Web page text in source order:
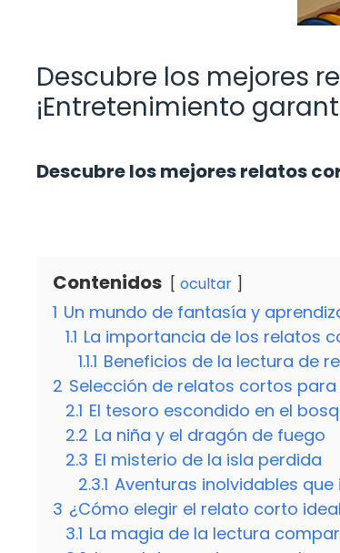
Descubre los mejores
¡Entretenimiento
Descubre los mejores relatos
Contenidos ocultar
1 Un mundo de fantasía y
1.1 La importancia de los relatos
1.1.1 Beneficios de la lectura de
2 Selección de relatos cortos para
2.1 El tesoro escondido en el
2.2 La niña y el dragón de fuego
2.3 El misterio de la isla perdida
2.3.1 Aventuras inolvidables
3 ¿Cómo elegir el relato corto
3.1 La magia de la lectura